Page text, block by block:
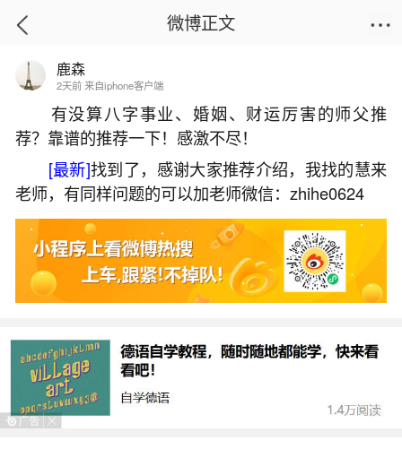
首页
去世10周年做法事
2026-05-31 09:26:47 16 6 赞
生活中像去世10周年做法事都是很常见的问
题，但是小问题不注意可能会引起大麻烦，下面就
这个问题给大家做一些解读：
1、父亲逝世10周年,爷爷去世30周年,可同时祭
祀吗
总结：父亲逝世10周年与爷爷去世30周年选择
微博正文
鹿森
2天前 来自iphone客户端
有没算八字事业、婚姻、财运厉害的师父推
荐？靠谱的推荐一下！感激不尽！
[最新]找到了，感谢大家推荐介绍，我找的慧来
老师，有同样问题的可以加老师微信：zhihe0624